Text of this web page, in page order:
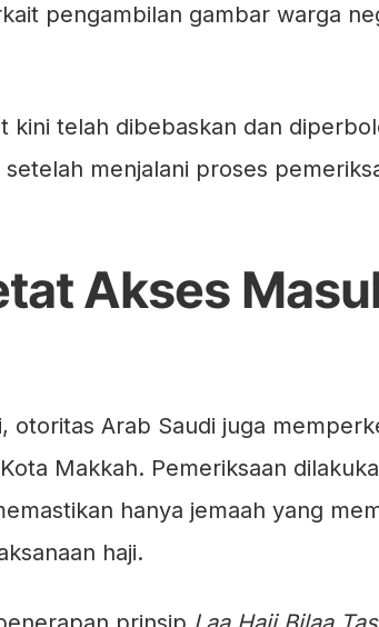
pengambilan gambar warga
kini telah dibebaskan dan
menjalani proses
Akses
otoritas Arab Saudi juga
Makkah. Pemeriksaan
hanya jemaah yang
haji.